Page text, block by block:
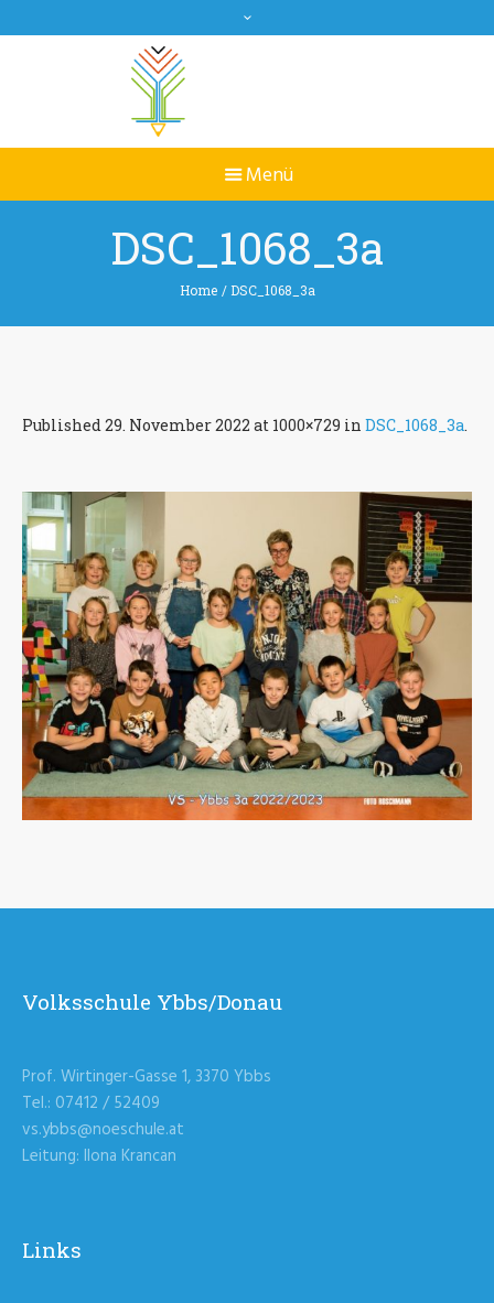
DSC_1068_3a
Home /DSC_1068_3a
Published29. November 2022 at 1000×729 in DSC_1068_3a.
Volksschule Ybbs/Donau
Prof. Wirtinger-Gasse 1, 3370 Ybbs
Tel.: 07412 / 52409
vs.ybbs@noeschule.at
Leitung: Ilona Krancan
Links